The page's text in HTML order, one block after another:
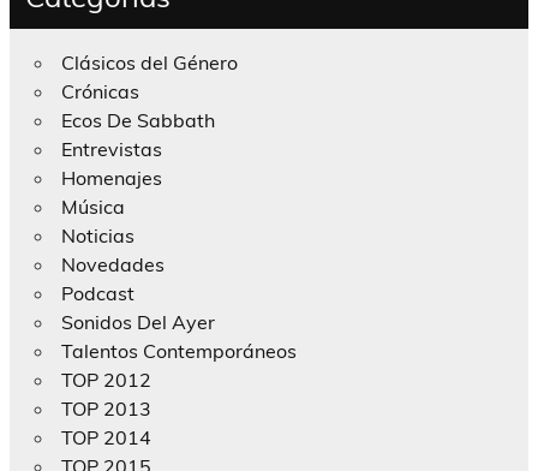
Clásicos del Género
Crónicas
Ecos De Sabbath
Entrevistas
Homenajes
Música
Noticias
Novedades
Podcast
Sonidos Del Ayer
Talentos Contemporáneos
TOP 2012
TOP 2013
TOP 2014
TOP 2015